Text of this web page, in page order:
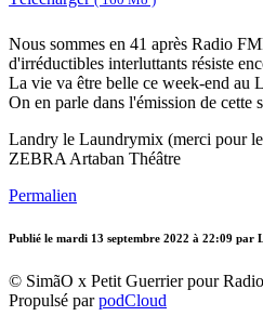
Nous sommes en 41 après Radio
d'irréductibles interluttants résiste
La vie va être belle ce week-end au
On en parle dans l'émission de cette
Landry le Laundrymix (merci pour
ZEBRA Artaban Théâtre
Permalien
Publié le mardi 13 septembre 2022 à 22:09 par
© SimãO x Petit Guerrier pour
Propulsé parpodCloud